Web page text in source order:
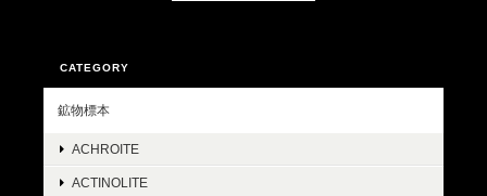
CATEGORY
鉱物標本
ACHROITE
ACTINOLITE